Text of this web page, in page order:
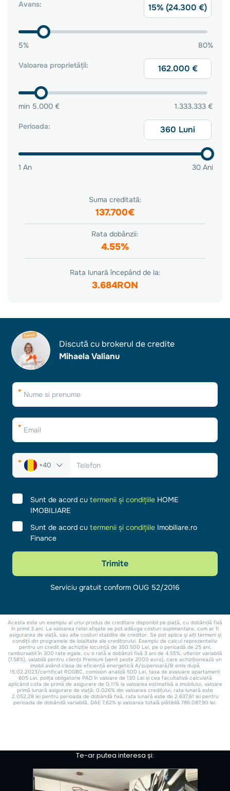
Te-ar putea interesa și: